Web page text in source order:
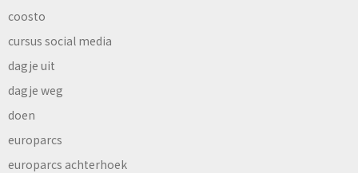
coosto
cursus social media
dagje uit
dagje weg
doen
europarcs
europarcs achterhoek